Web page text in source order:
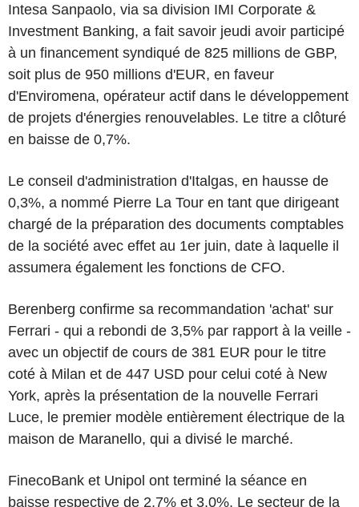
Intesa Sanpaolo, via sa division IMI Corporate &
Investment Banking, a fait savoir jeudi avoir participé
à un financement syndiqué de 825 millions de GBP,
soit plus de 950 millions d'EUR, en faveur
d'Enviromena, opérateur actif dans le développement
de projets d'énergies renouvelables. Le titre a clôturé
en baisse de 0,7%.
Le conseil d'administration d'Italgas, en hausse de
0,3%, a nommé Pierre La Tour en tant que dirigeant
chargé de la préparation des documents comptables
de la société avec effet au 1er juin, date à laquelle il
assumera également les fonctions de CFO.
Berenberg confirme sa recommandation 'achat' sur
Ferrari - qui a rebondi de 3,5% par rapport à la veille -
avec un objectif de cours de 381 EUR pour le titre
coté à Milan et de 447 USD pour celui coté à New
York, après la présentation de la nouvelle Ferrari
Luce, le premier modèle entièrement électrique de la
maison de Maranello, qui a divisé le marché.
FinecoBank et Unipol ont terminé la séance en
baisse respective de 2,7% et 3,0%. Le secteur de la